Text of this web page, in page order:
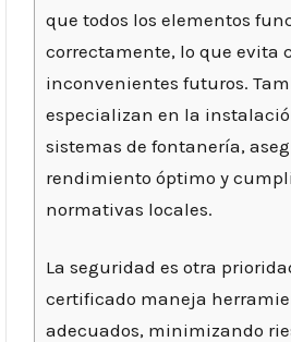
que todos los elementos
correctamente, lo que evita
inconvenientes futuros.
especializan en la
sistemas de fontanería,
rendimiento óptimo y
normativas locales.
La seguridad es otra
certificado maneja
adecuados, minimizando